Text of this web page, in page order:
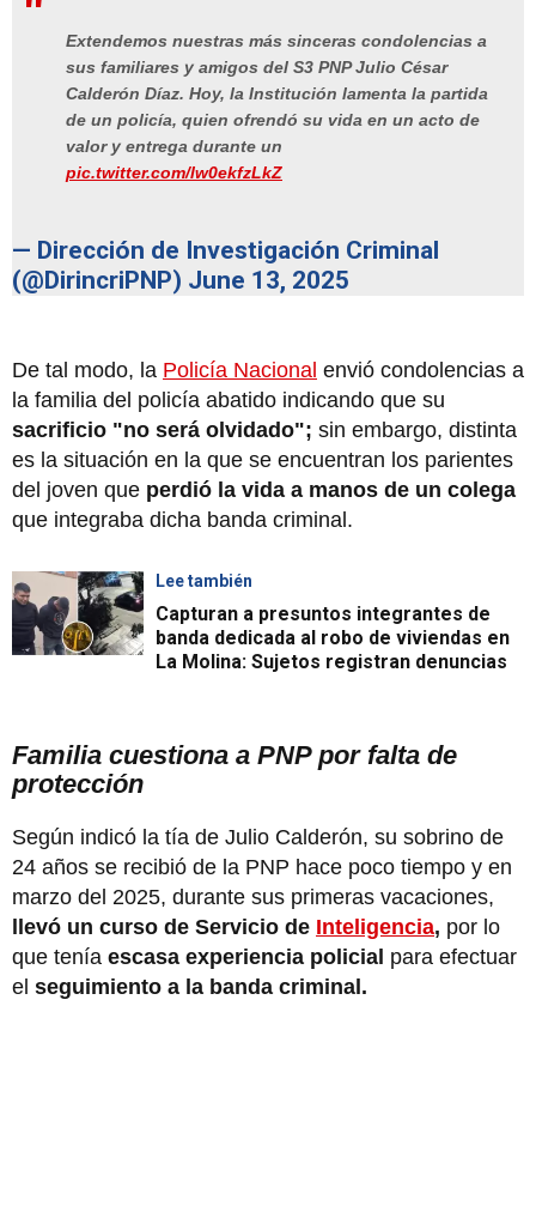
Extendemos nuestras más sinceras condolencias a
sus familiares y amigos del S3 PNP Julio César
Calderón Díaz. Hoy, la Institución lamenta la partida
de un policía, quien ofrendó su vida en un acto de
valor y entrega durante un
pic.twitter.com/lw0ekfzLkZ
— Dirección de Investigación Criminal
(@DirincriPNP) June 13, 2025
De tal modo, la Policía Nacional envió condolencias a
la familia del policía abatido indicando que su
sacrificio "no será olvidado"; sin embargo, distinta
es la situación en la que se encuentran los parientes
del joven que perdió la vida a manos de un colega
que integraba dicha banda criminal.
Lee también
Capturan a presuntos integrantes de
banda dedicada al robo de viviendas en
La Molina: Sujetos registran denuncias
Familia cuestiona a PNP por falta de
protección
Según indicó la tía de Julio Calderón, su sobrino de
24 años se recibió de la PNP hace poco tiempo y en
marzo del 2025, durante sus primeras vacaciones,
llevó un curso de Servicio de Inteligencia, por lo
que tenía escasa experiencia policial para efectuar
el seguimiento a la banda criminal.